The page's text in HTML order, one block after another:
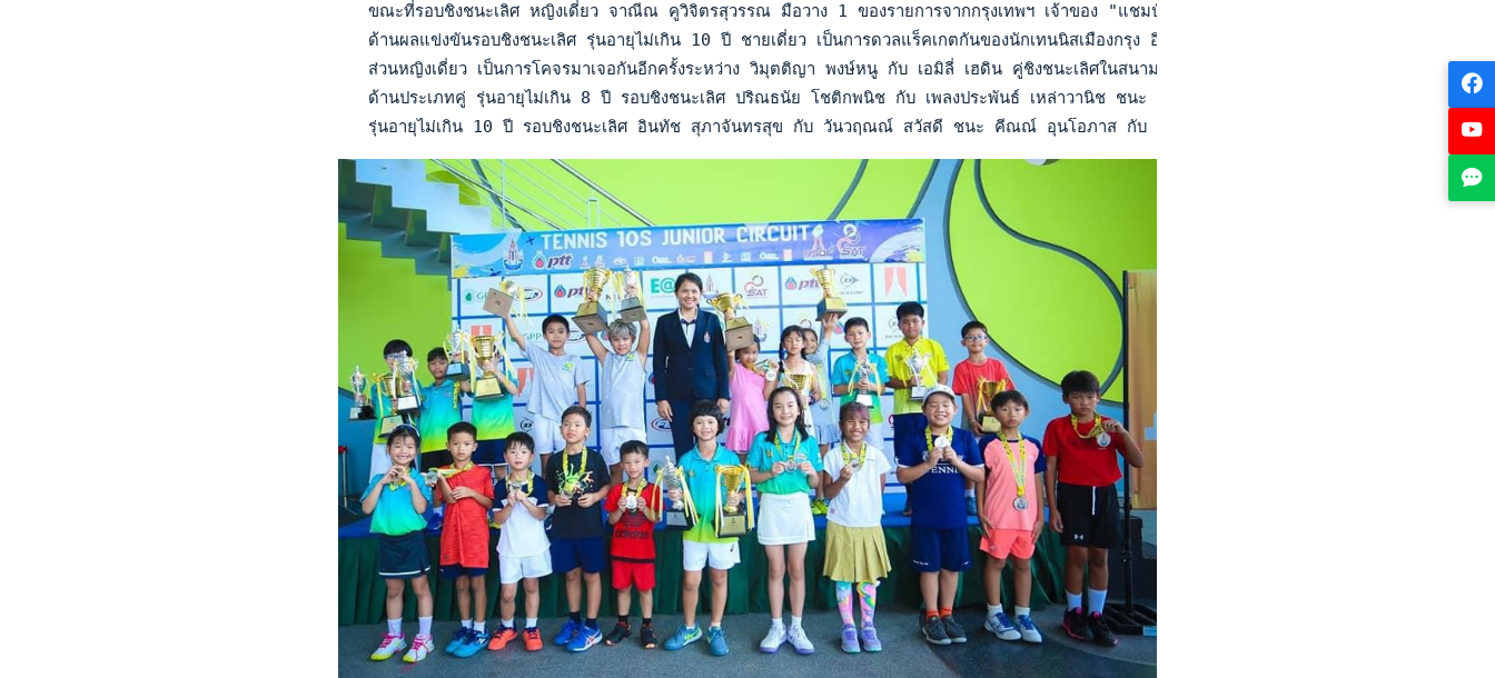
ขณะที่รอบชิงชนะเลิศ หญิงเดี่ยว จาณีณ คูวิจิตรสุวรรณ มือวาง 1 ของรายการจากกรุงเทพฯ เจ้าของ "แชมป์สนาม 2" พบกับ ณอัณณา แก้วสุมา นักห
ด้านผลแข่งขันรอบชิงชนะเลิศ รุ่นอายุไม่เกิน 10 ปี ชายเดี่ยว เป็นการดวลแร็คเกตกันของนักเทนนิสเมืองกรุง อินทัช สุภาจันทรสุข มือวาง 1 ของรายก
ส่วนหญิงเดี่ยว เป็นการโคจรมาเจอกันอีกครั้งระหว่าง วิมุตติญา พงษ์หนู กับ เอมิลี่ เฮดิน คู่ชิงชนะเลิศในสนามแข่งขันเซอร์กิตที่ 2 ซึ่งนัดนั้น วิมุตติญา
   ด้านประเภทคู่ รุ่นอายุไม่เกิน 8 ปี รอบชิงชนะเลิศ ปริณธนัย โชติกพนิช กับ เพลงประพันธ์ เหล่าวานิช ชนะ จิณ กับ จาณีณ คูวิจิตรสุวรรณ 4-1 เกม
   รุ่นอายุไม่เกิน 10 ปี รอบชิงชนะเลิศ อินทัช สุภาจันทรสุข กับ วันวฤณณ์ สวัสดี ชนะ คีณณ์ อุนโอภาส กับ ณัฏฐศรัณย์ ชูไพฑูรย์ 4-1, 4-1